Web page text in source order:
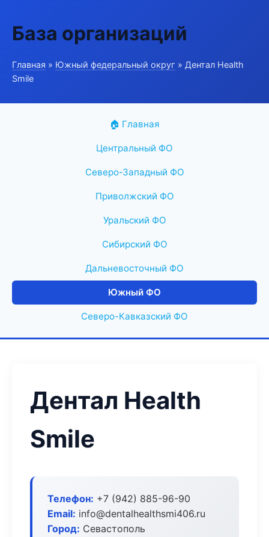
База организаций
Главная » Южный федеральный округ » Дентал Health
Smile
🏠 Главная
Центральный ФО
Северо-Западный ФО
Приволжский ФО
Уральский ФО
Сибирский ФО
Дальневосточный ФО
Южный ФО
Северо-Кавказский ФО
Дентал Health
Smile
Телефон: +7 (942) 885-96-90
Email: info@dentalhealthsmi406.ru
Город: Севастополь